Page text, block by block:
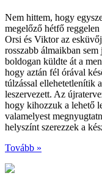
Nem hittem, hogy
megelőző hétfő
Orsi és Viktor az
rosszabb álmaikban
boldogan küldte át a
hogy aztán fél órával
túlzással ellehetetlenítik
leszervezett. Az
hogy kihozzuk a lehető
valamelyest
helyszínt szerezzek a
Tovább »